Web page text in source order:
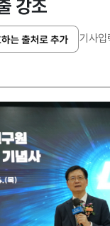
강조
기사입